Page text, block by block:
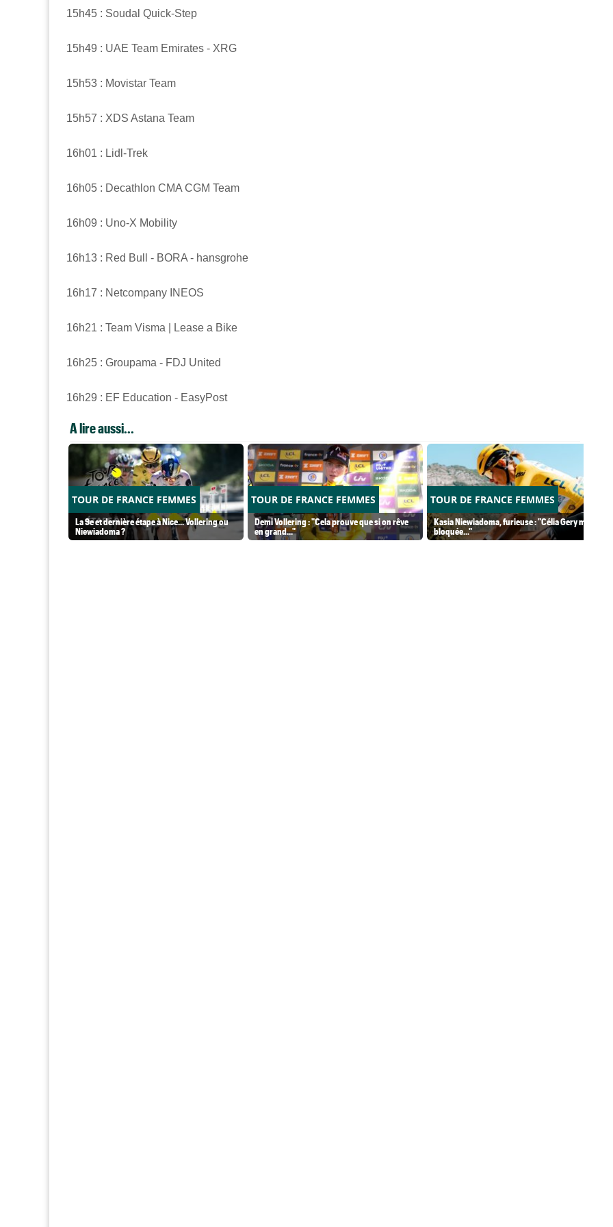
15h45 : Soudal Quick-Step
15h49 : UAE Team Emirates - XRG
15h53 : Movistar Team
15h57 : XDS Astana Team
16h01 : Lidl-Trek
16h05 : Decathlon CMA CGM Team
16h09 : Uno-X Mobility
16h13 : Red Bull - BORA - hansgrohe
16h17 : Netcompany INEOS
16h21 : Team Visma | Lease a Bike
16h25 : Groupama - FDJ United
16h29 : EF Education - EasyPost
A lire aussi...
TOUR DE FRANCE FEMMES
La 9e et dernière étape à Nice... Vollering ou
Niewiadoma ?
TOUR DE FRANCE FEMMES
Demi Vollering : "Cela prouve que si on rêve
en grand..."
TOUR DE FRANCE FEMMES
Kasia Niewiadoma, furieuse : "Célia Gery m'a
bloquée..."